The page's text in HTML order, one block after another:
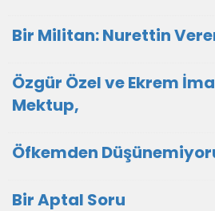
Bir Militan: Nurettin
Özgür Özel ve Ekrem
Mektup,
Öfkemden
Bir Aptal Soru